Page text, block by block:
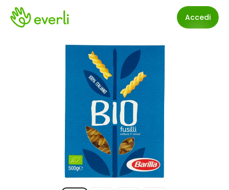
Accedi